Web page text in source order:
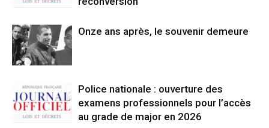
Onze ans après, le souvenir demeure
Police nationale : ouverture des
examens professionnels pour l’accès
au grade de major en 2026